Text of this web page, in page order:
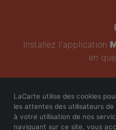
Installez l'application
en
Copyright ©
LaCarte utilise des cookies
les attentes des utilisateurs
à votre utilisation de nos
naviguant sur ce site, vous